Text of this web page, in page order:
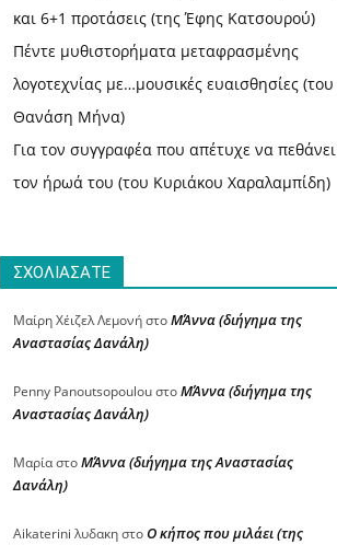
και 6+1 προτάσεις (της Έφης Κατσουρού)
Πέντε μυθιστορήματα μεταφρασμένης
λογοτεχνίας με…μουσικές ευαισθησίες (του
Θανάση Μήνα)
Για τον συγγραφέα που απέτυχε να πεθάνει
τον ήρωά του (του Κυριάκου Χαραλαμπίδη)
ΣΧΟΛΙΑΣΑΤΕ
Μαίρη Χέιζελ ΛεμονήστοΜΆννα (διήγημα της
Αναστασίας Δανάλη)
Penny PanoutsopoulouστοΜΆννα (διήγημα της
Αναστασίας Δανάλη)
ΜαρίαστοΜΆννα (διήγημα της Αναστασίας
Δανάλη)
Aikaterini λυδακηστοΟ κήπος που μιλάει (της